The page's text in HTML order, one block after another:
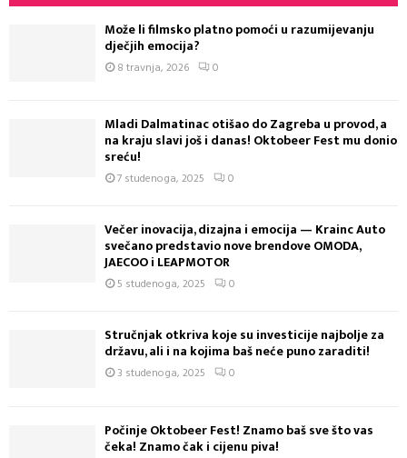
Može li filmsko platno pomoći u razumijevanju
dječjih emocija?
8 travnja, 2026 0
Mladi Dalmatinac otišao do Zagreba u provod, a
na kraju slavi još i danas! Oktobeer Fest mu donio
sreću!
7 studenoga, 2025 0
Večer inovacija, dizajna i emocija — Krainc Auto
svečano predstavio nove brendove OMODA,
JAECOO i LEAPMOTOR
5 studenoga, 2025 0
Stručnjak otkriva koje su investicije najbolje za
državu, ali i na kojima baš neće puno zaraditi!
3 studenoga, 2025 0
Počinje Oktobeer Fest! Znamo baš sve što vas
čeka! Znamo čak i cijenu piva!